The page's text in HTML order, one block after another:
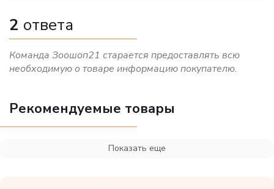
2 ответа
Команда Зоошоп21 старается предоставлять всю
необходимую о товаре информацию покупателю.
Рекомендуемые товары
Показать еще